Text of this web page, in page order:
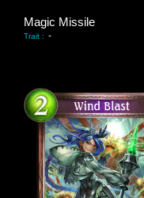
Magic Missile
Trait : -